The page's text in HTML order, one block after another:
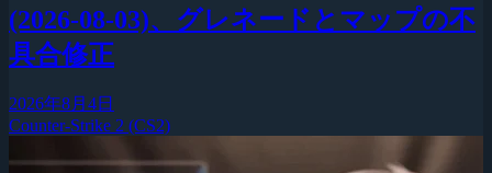
(2026-08-03)、グレネードとマップの不
具合修正
2026年8月4日
Counter-Strike 2 (CS2)